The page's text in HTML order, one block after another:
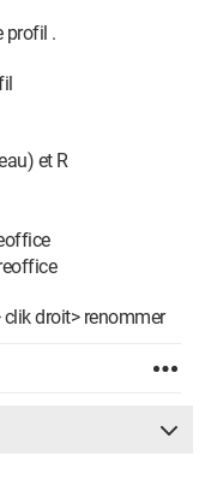
profil .
et R
droit> renommer